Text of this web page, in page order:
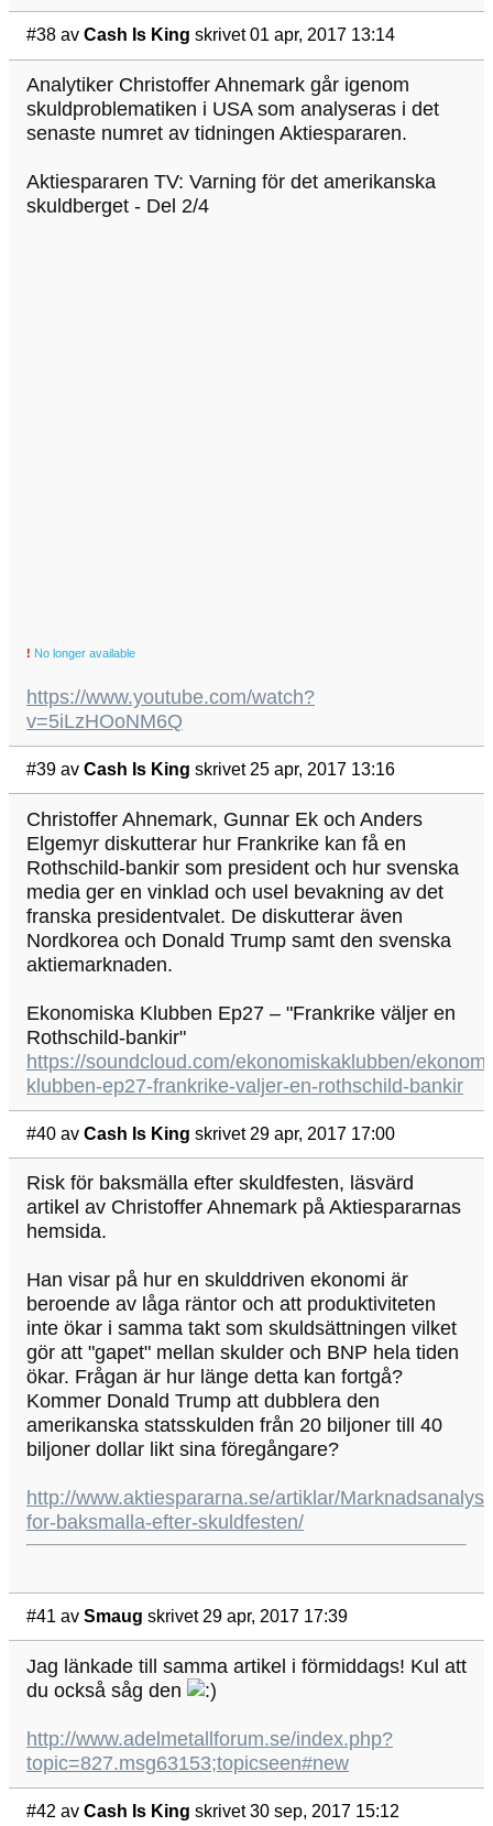
#38 av Cash Is King skrivet 01 apr, 2017 13:14
Analytiker Christoffer Ahnemark går igenom
skuldproblematiken i USA som analyseras i det
senaste numret av tidningen Aktiespararen.
Aktiespararen TV: Varning för det amerikanska
skuldberget - Del 2/4
! No longer available
https://www.youtube.com/watch?
v=5iLzHOoNM6Q
#39 av Cash Is King skrivet 25 apr, 2017 13:16
Christoffer Ahnemark, Gunnar Ek och Anders
Elgemyr diskutterar hur Frankrike kan få en
Rothschild-bankir som president och hur svenska
media ger en vinklad och usel bevakning av det
franska presidentvalet. De diskutterar även
Nordkorea och Donald Trump samt den svenska
aktiemarknaden.
Ekonomiska Klubben Ep27 – "Frankrike väljer en
Rothschild-bankir"
https://soundcloud.com/ekonomiskaklubben/
klubben-ep27-frankrike-valjer-en-rothschild-bankir
#40 av Cash Is King skrivet 29 apr, 2017 17:00
Risk för baksmälla efter skuldfesten, läsvärd
artikel av Christoffer Ahnemark på Aktiespararnas
hemsida.
Han visar på hur en skulddriven ekonomi är
beroende av låga räntor och att produktiviteten
inte ökar i samma takt som skuldsättningen vilket
gör att "gapet" mellan skulder och BNP hela tiden
ökar. Frågan är hur länge detta kan fortgå?
Kommer Donald Trump att dubblera den
amerikanska statsskulden från 20 biljoner till 40
biljoner dollar likt sina föregångare?
http://www.aktiespararna.se/artiklar/
for-baksmalla-efter-skuldfesten/
#41 av Smaug skrivet 29 apr, 2017 17:39
Jag länkade till samma artikel i förmiddags! Kul att
du också såg den
http://www.adelmetallforum.se/index.php?
topic=827.msg63153;topicseen#new
#42 av Cash Is King skrivet 30 sep, 2017 15:12